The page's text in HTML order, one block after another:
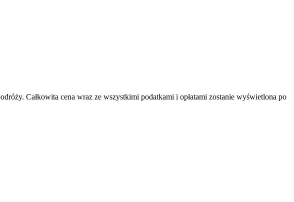
Całkowita cena wraz ze wszystkimi podatkami i opłatami zostanie wyświetlona po